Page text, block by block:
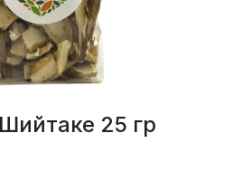
25 гр